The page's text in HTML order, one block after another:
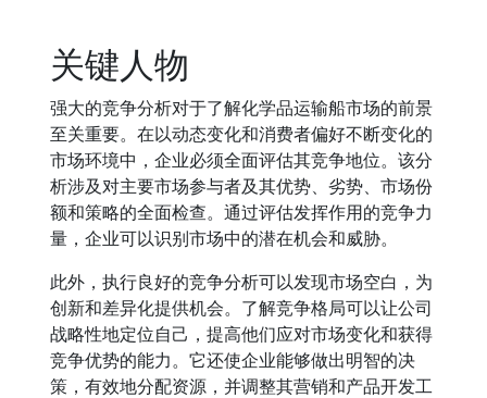
关键人物
强大的竞争分析对于了解化学品运输船市场的前景
至关重要。在以动态变化和消费者偏好不断变化的
市场环境中，企业必须全面评估其竞争地位。该分
析涉及对主要市场参与者及其优势、劣势、市场份
额和策略的全面检查。通过评估发挥作用的竞争力
量，企业可以识别市场中的潜在机会和威胁。
此外，执行良好的竞争分析可以发现市场空白，为
创新和差异化提供机会。了解竞争格局可以让公司
战略性地定位自己，提高他们应对市场变化和获得
竞争优势的能力。它还使企业能够做出明智的决
策，有效地分配资源，并调整其营销和产品开发工